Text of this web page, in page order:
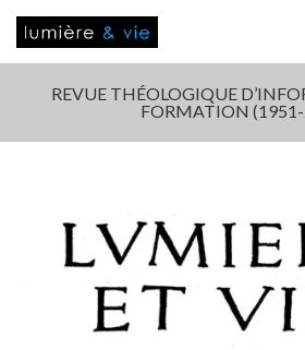
REVUE THÉOLOGIQUE
FORMATION